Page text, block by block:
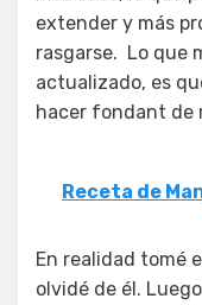
extender y más
rasgarse. Lo que
actualizado, es
hacer fondant de
Receta de
En realidad tomé
olvidé de él.